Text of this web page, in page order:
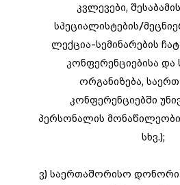
კვლევები,
სპეციალისტების/
ლექცია-სემინარების
კონფერენციებისა და
ორგანიზება,
კონფერენციებში
პერსონალის
სხვ.);
ვ) საერთაშორისო დონორი